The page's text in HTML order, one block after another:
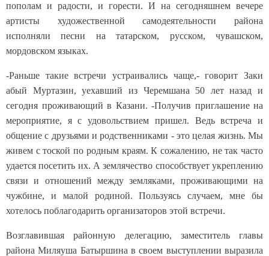
пополам и радости, и горести. И на сегодняшнем вечере
артисты художественной самодеятельности района
исполняли песни на татарском, русском, чувашском,
мордовском языках.
-Раньше такие встречи устраивались чаще,- говорит Заки
абый Муртазин, уехавший из Черемшана 50 лет назад и
сегодня проживающий в Казани. -Получив приглашение на
мероприятие, я с удовольствием пришел. Ведь встреча и
общение с друзьями и родственниками - это целая жизнь. Мы
живем с тоской по родным краям. К сожалению, не так часто
удается посетить их. А землячество способствует укреплению
связи и отношений между земляками, проживающими на
чужбине, и малой родиной. Пользуясь случаем, мне бы
хотелось поблагодарить организаторов этой встречи.
Возглавившая районную делегацию, заместитель главы
района Миляуша Батыршина в своем выступлении выразила